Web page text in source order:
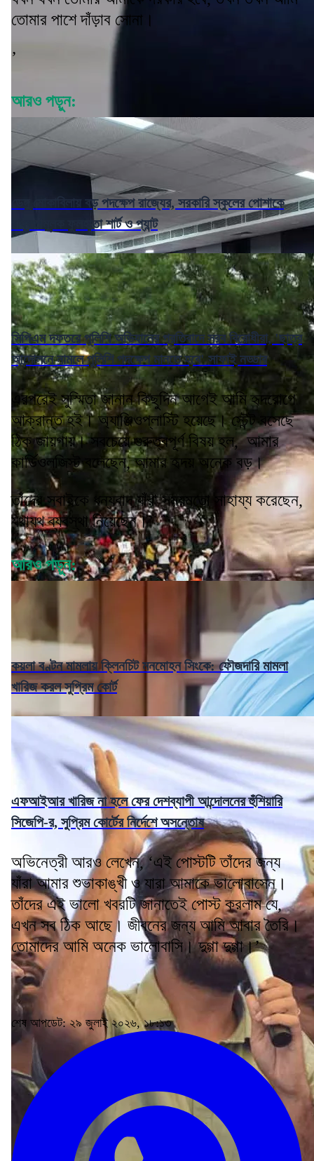
তোমার পাশে দাঁড়াব সোনা।
’
আরও পড়ুন:
ডেঙ্গু মোকাবিলায় বড় পদক্ষেপ রাজ্যের, সরকারি স্কুলের পোশাকে
বাধ্যতামূলক ফুলহাতা শার্ট ও প্যান্ট
সিপিএম দফতরে পুলিশি অভিযানের প্রতিবাদে সরব বিরোধীরা, 'ছাত্র
আন্দোলনে নামলে পুলিশি পদক্ষেপ মানতে হবে' সাফাই নড্ডার
এরপরেই সুস্মিতা জানান কিছুদিন আগেই আমি হৃদরোগে
আক্রান্ত হই। অ্যাঞ্জিওপ্লাস্টি হয়েছে। স্টেন্ট বসেছে
ঠিক জায়গায়। সবচেয়ে গুরুত্বপূর্ণ বিষয় হল, আমার
কার্ডিওলজিস্ট বলেছেন, আমার হৃদয় অনেক বড়।
তাঁদের সবাইকে ধন্যবাদ যাঁরা সময়মতো সাহায্য করেছেন,
যথাযথ ব্যবস্থা নিয়েছেন।’
আরও পড়ুন:
কয়লা বণ্টন মামলায় ক্লিনচিট মনমোহন সিংকে: ফৌজদারি মামলা
খারিজ করল সুপ্রিম কোর্ট
এফআইআর খারিজ না হলে ফের দেশব্যাপী আন্দোলনের হুঁশিয়ারি
সিজেপি-র, সুপ্রিম কোর্টের নির্দেশে অসন্তোষ
অভিনেত্রী আরও লেখেন, ‘এই পোস্টটি তাঁদের জন্য
যাঁরা আমার শুভাকাঙ্খী ও যারা আমাকে ভালোবাসেন।
তাঁদের এই ভালো খবরটি জানাতেই পোস্ট করলাম যে,
এখন সব ঠিক আছে। জীবনের জন্য আমি আবার তৈরি।
তোমাদের আমি অনেক ভালোবাসি। দুগ্গা দুগ্গা।’
শেষ আপডেট: ২৯ জুলাই ২০২৬, ১৮:১৩